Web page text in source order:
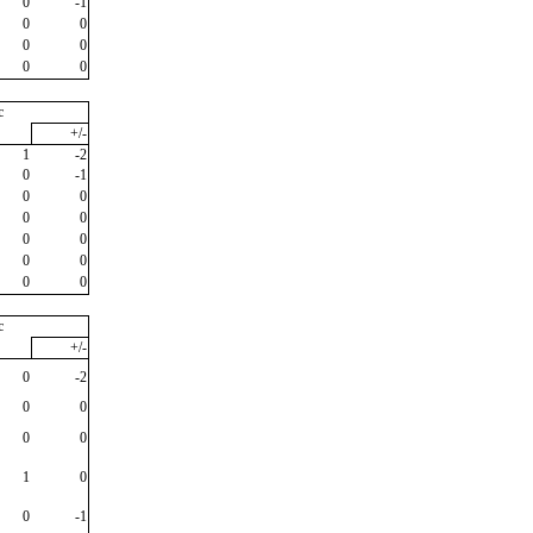
0
0
0
0
0
0
+/-
1
-2
0
-1
0
0
0
0
0
0
0
0
0
0
+/-
0
-2
0
0
0
0
1
0
0
-1